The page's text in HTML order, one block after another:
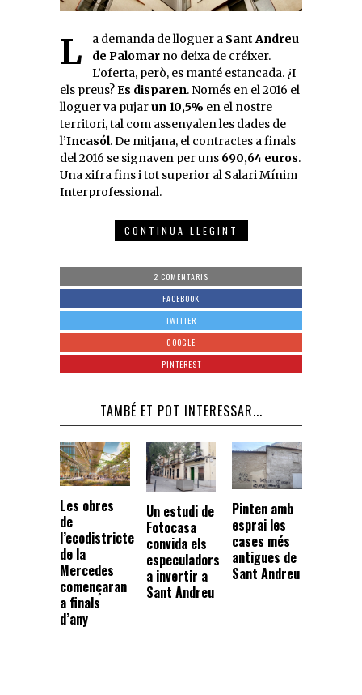
La demanda de lloguer a Sant Andreu
de Palomar no deixa de créixer.
L’oferta, però, es manté estancada. ¿I
els preus?Es disparen. Només en el 2016 el
lloguer va pujarun 10,5% en el nostre
territori, tal com assenyalen les dades de
l’Incasól. De mitjana, el contractes a finals
del 2016 se signaven per uns 690,64 euros.
Una xifra fins i tot superior al Salari Mínim
Interprofessional.
CONTINUA LLEGINT
2 COMENTARIS
FACEBOOK
TWITTER
GOOGLE
PINTEREST
TAMBÉ ET POT INTERESSAR...
Les obres
de
l’ecodistricte
de la
Mercedes
començaran
a finals
d’any
Un estudi de
Fotocasa
convida els
especuladors
a invertir a
Sant Andreu
Pinten amb
esprai les
cases més
antigues de
Sant Andreu